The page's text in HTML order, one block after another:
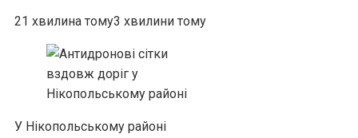
21 хвилина тому3 хвилини тому
У Нікопольському районі